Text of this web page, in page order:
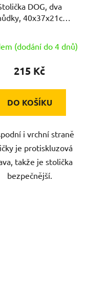
DOG, dva
40x37x21cm
(dodání do 4 dnů)
215 Kč
DO KOŠÍKU
i vrchní straně
je protiskluzová
takže je stolička
bezpečnější.